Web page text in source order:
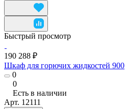
Быстрый просмотр
190 288 ₽
Шкаф для горючих жидкостей 900
0
0
Есть в наличии
Арт. 12111